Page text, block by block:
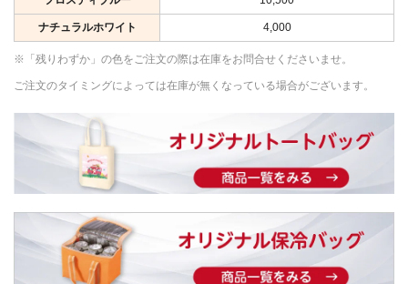
ナチュラルホワイト 4,000
※「残りわずか」の色をご注文の際は在庫をお問合せくださいませ。
ご注文のタイミングによっては在庫が無くなっている場合がございます。